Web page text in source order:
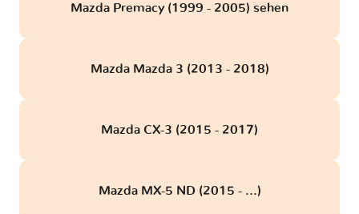
Mazda Premacy (1999 - 2005) sehen
Mazda Mazda 3 (2013 - 2018)
Mazda CX-3 (2015 - 2017)
Mazda MX-5 ND (2015 - ...)